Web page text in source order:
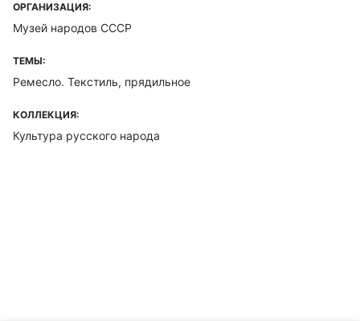
ОРГАНИЗАЦИЯ:
Музей народов СССР
ТЕМЫ:
Ремесло. Текстиль, прядильное
КОЛЛЕКЦИЯ:
Культура русского народа